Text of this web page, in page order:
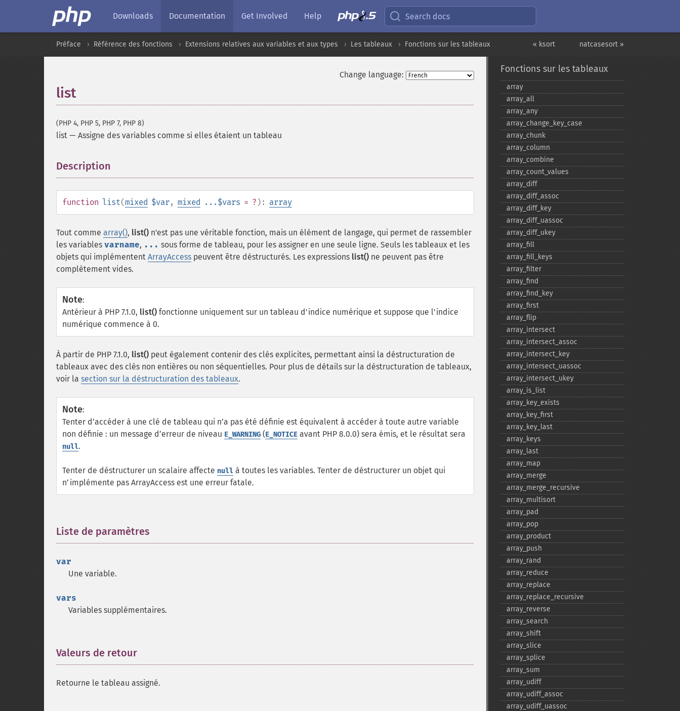
Downloads Documentation Get Involved Help Search docs
natcasesort »
« ksort
Préface Référence des fonctions Extensions relatives aux variables et aux types Les tableaux Fonctions sur les tableaux
Change language:
list
(PHP 4, PHP 5, PHP 7, PHP 8)
list — Assigne des variables comme si elles étaient un tableau
Description
function list(mixed $var, mixed ...$vars = ? ): array
Tout comme array(), list() n'est pas une véritable fonction, mais un élément de langage, qui permet de rassembler
les variables varname, ... sous forme de tableau, pour les assigner en une seule ligne. Seuls les tableaux et les
objets qui implémentent ArrayAccess peuvent être déstructurés. Les expressions list() ne peuvent pas être
complètement vides.
Note:
Antérieur à PHP 7.1.0, list() fonctionne uniquement sur un tableau d'indice numérique et suppose que l'indice
numérique commence à 0.
À partir de PHP 7.1.0, list() peut également contenir des clés explicites, permettant ainsi la déstructuration de
tableaux avec des clés non entières ou non séquentielles. Pour plus de détails sur la déstructuration de tableaux,
voir la section sur la déstructuration des tableaux.
Note:
Tenter d’accéder à une clé de tableau qui n’a pas été définie est équivalent à accéder à toute autre variable
non définie : un message d’erreur de niveau E_WARNING (E_NOTICE avant PHP 8.0.0) sera émis, et le résultat sera
null.
Tenter de déstructurer un scalaire affecte null à toutes les variables. Tenter de déstructurer un objet qui
n’implémente pas ArrayAccess est une erreur fatale.
Liste de paramètres
var
Une variable.
vars
Variables supplémentaires.
Valeurs de retour
Retourne le tableau assigné.
Fonctions sur les tableaux
array
array_​all
array_​any
array_​change_​key_​case
array_​chunk
array_​column
array_​combine
array_​count_​values
array_​diff
array_​diff_​assoc
array_​diff_​key
array_​diff_​uassoc
array_​diff_​ukey
array_​fill
array_​fill_​keys
array_​filter
array_​find
array_​find_​key
array_​first
array_​flip
array_​intersect
array_​intersect_​assoc
array_​intersect_​key
array_​intersect_​uassoc
array_​intersect_​ukey
array_​is_​list
array_​key_​exists
array_​key_​first
array_​key_​last
array_​keys
array_​last
array_​map
array_​merge
array_​merge_​recursive
array_​multisort
array_​pad
array_​pop
array_​product
array_​push
array_​rand
array_​reduce
array_​replace
array_​replace_​recursive
array_​reverse
array_​search
array_​shift
array_​slice
array_​splice
array_​sum
array_​udiff
array_​udiff_​assoc
array_​udiff_​uassoc